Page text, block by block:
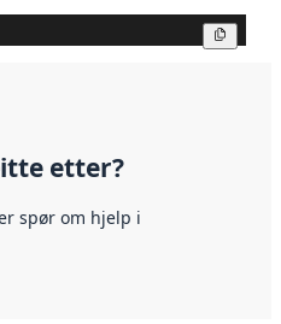
etter?
spør om hjelp i